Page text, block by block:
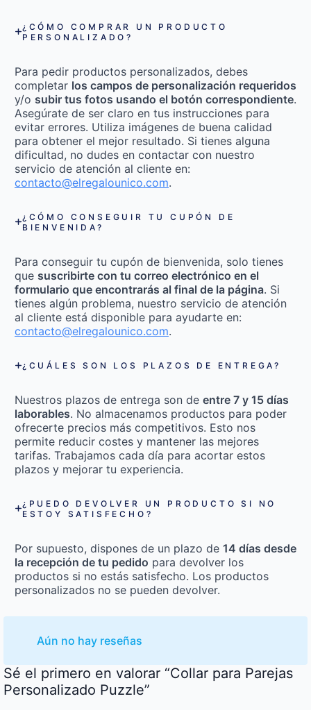
¿CÓMO COMPRAR UN PRODUCTO
PERSONALIZADO?
Para pedir productos personalizados, debes
completar los campos de personalización requeridos
y/o subir tus fotos usando el botón correspondiente.
Asegúrate de ser claro en tus instrucciones para
evitar errores. Utiliza imágenes de buena calidad
para obtener el mejor resultado. Si tienes alguna
dificultad, no dudes en contactar con nuestro
servicio de atención al cliente en:
contacto@elregalounico.com.
¿CÓMO CONSEGUIR TU CUPÓN DE
BIENVENIDA?
Para conseguir tu cupón de bienvenida, solo tienes
que suscribirte con tu correo electrónico en el
formulario que encontrarás al final de la página. Si
tienes algún problema, nuestro servicio de atención
al cliente está disponible para ayudarte en:
contacto@elregalounico.com.
¿CUÁLES SON LOS PLAZOS DE ENTREGA?
Nuestros plazos de entrega son de entre 7 y 15 días
laborables. No almacenamos productos para poder
ofrecerte precios más competitivos. Esto nos
permite reducir costes y mantener las mejores
tarifas. Trabajamos cada día para acortar estos
plazos y mejorar tu experiencia.
¿PUEDO DEVOLVER UN PRODUCTO SI NO
ESTOY SATISFECHO?
Por supuesto, dispones de un plazo de 14 días desde
la recepción de tu pedido para devolver los
productos si no estás satisfecho. Los productos
personalizados no se pueden devolver.
Aún no hay reseñas
Sé el primero en valorar “Collar para Parejas
Personalizado Puzzle”